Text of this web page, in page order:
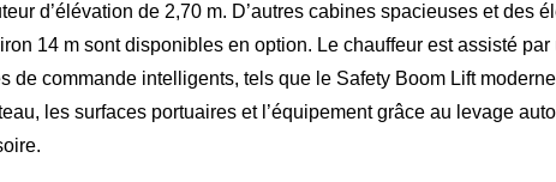
d’élévation de 2,70 m. D’autres cabines spacieuses et des
14 m sont disponibles en option. Le chauffeur est assisté
de commande intelligents, tels que le Safety Boom Lift
les surfaces portuaires et l’équipement grâce au levage